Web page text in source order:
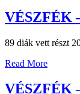
VÉSZFÉK
89 diák vett részt
Read More
VÉSZFÉK